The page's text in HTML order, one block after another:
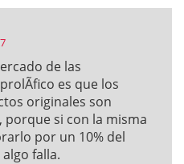
de las
es que los
originales son
porque si con la misma
por un 10% del
falla.